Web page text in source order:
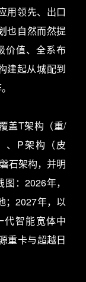
用领先、出口
也自然而然提
价值、全系布
建起从城配到
盖T架构（重/
、P架构（皮
石架构，并明
：2026年，
；2027年，以
代智能宽体中
重卡与超越日